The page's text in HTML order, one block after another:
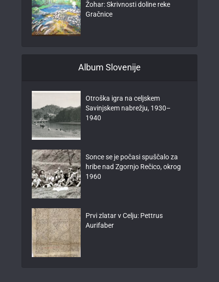
Žohar: Skrivnosti doline reke
Gračnice
Album Slovenije
Otroška igra na celjskem
Savinjskem nabrežju, 1930–
1940
Sonce se je počasi spuščalo za
hribe nad Zgornjo Rečico, okrog
1960
Prvi zlatar v Celju: Pettrus
Aurifaber